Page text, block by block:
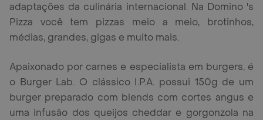
adaptações da culinária internacional. Na Domino 's
Pizza você tem pizzas meio a meio, brotinhos,
médias, grandes, gigas e muito mais.
Apaixonado por carnes e especialista em burgers, é
o Burger Lab. O clássico I.P.A. possui 150g de um
burger preparado com blends com cortes angus e
uma infusão dos queijos cheddar e gorgonzola na